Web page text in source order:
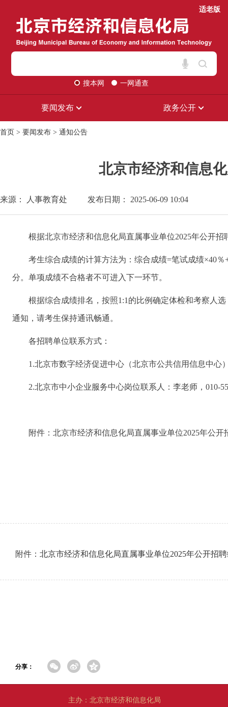
适老版
搜本网 一网通查
要闻发布 政务公开
首页 > 要闻发布 > 通知公告
北京市经济和信息
来源： 人事教育处 发布日期： 2025-06-09 10:04
根据北京市经济和信息化局直属事业单位2025年公开招
考生综合成绩的计算方法为：综合成绩=笔试成绩×40％+
分。单项成绩不合格者不可进入下一环节。
根据综合成绩排名，按照1:1的比例确定体检和考察人选
通知，请考生保持通讯畅通。
各招聘单位联系方式：
1.北京市数字经济促进中心（北京市公共信用信息中心）
2.北京市中小企业服务中心岗位联系人：李老师，010-
附件：北京市经济和信息化局直属事业单位2025年公开
附件： 北京市经济和信息化局直属事业单位2025年公开招
分享：
主办：北京市经济和信息化局